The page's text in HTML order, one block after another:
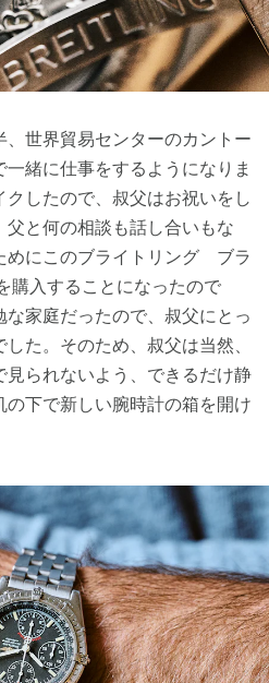
世界貿易センターのカントー
緒に仕事をするようになりま
クしたので、叔父はお祝いをし
と何の相談も話し合いもな
めにこのブライトリング ブラ
購入することになったので
家庭だったので、叔父にとっ
た。そのため、叔父は当然、
見られないよう、できるだけ静
下で新しい腕時計の箱を開け